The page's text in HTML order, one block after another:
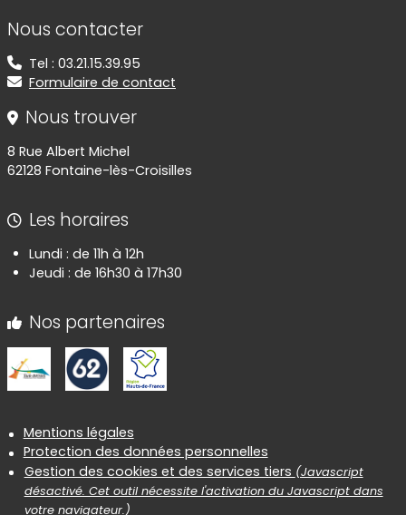
Informations de contact
Nous contacter
Tel : 03.21.15.39.95
Formulaire de contact
Nous trouver
8 Rue Albert Michel
62128 Fontaine-lès-Croisilles
Les horaires
Lundi : de 11h à 12h
Jeudi : de 16h30 à 17h30
Nos partenaires
Informations réglementaires
Mentions légales
Protection des données personnelles
Gestion des cookies et des services tiers (Javascript
désactivé. Cet outil nécessite l'activation du Javascript dans
votre navigateur.)